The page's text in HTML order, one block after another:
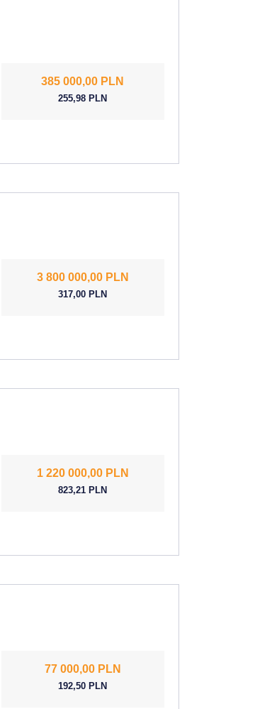
385 000,00 PLN
255,98 PLN
3 800 000,00 PLN
317,00 PLN
1 220 000,00 PLN
823,21 PLN
77 000,00 PLN
192,50 PLN